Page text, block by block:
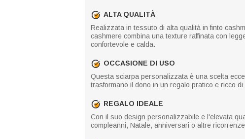
ALTA QUALITÀ
Realizzata in tessuto di alta qualità in finto
cashmere combina una texture raffinata con
confortevole e calda.
OCCASIONE DI USO
Questa sciarpa personalizzata è una scelta
trasformano il dono in un regalo pratico e ricco
REGALO IDEALE
Con il suo design personalizzabile e l'elevata
compleanni, Natale, anniversari o altre